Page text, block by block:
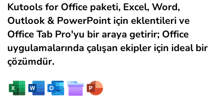
Kutools for Office paketi, Excel, Word,
Outlook & PowerPoint için eklentileri ve
Office Tab Pro'yu bir araya getirir; Office
uygulamalarında çalışan ekipler için ideal bir
çözümdür.